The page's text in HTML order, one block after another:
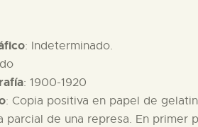
: Indeterminado.
: 1900-1920
: Copia positiva en papel de
parcial de una represa. En primer